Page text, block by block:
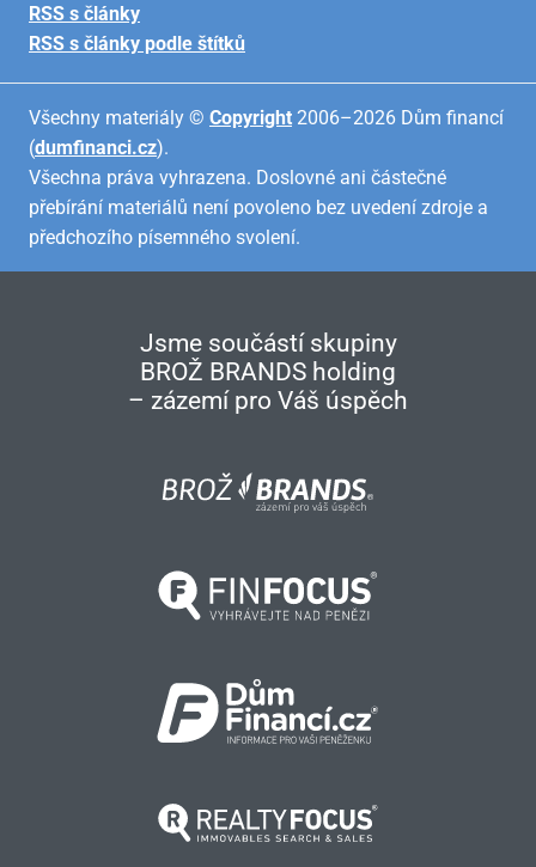
RSS s články
RSS s články podle štítků
Všechny materiály © Copyright 2006–2026 Dům financí
(dumfinanci.cz).
Všechna práva vyhrazena. Doslovné ani částečné
přebírání materiálů není povoleno bez uvedení zdroje a
předchozího písemného svolení.
Jsme součástí skupiny
BROŽ BRANDS holding
– zázemí pro Váš úspěch